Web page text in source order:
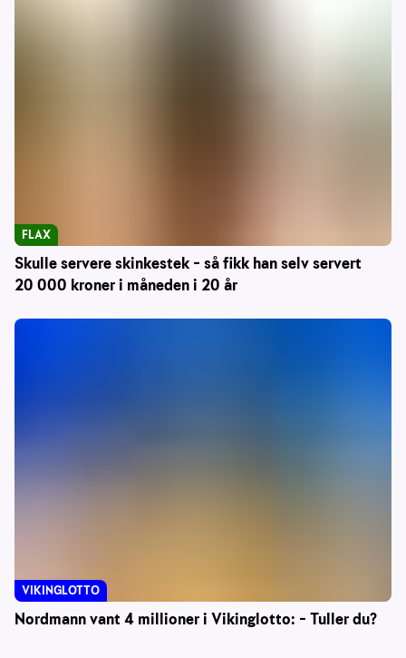
Skulle servere skinkestek – så fikk han selv servert
20 000 kroner i måneden i 20 år
FLAX
Nordmann vant 4 millioner i Vikinglotto: – Tuller du?
VIKINGLOTTO